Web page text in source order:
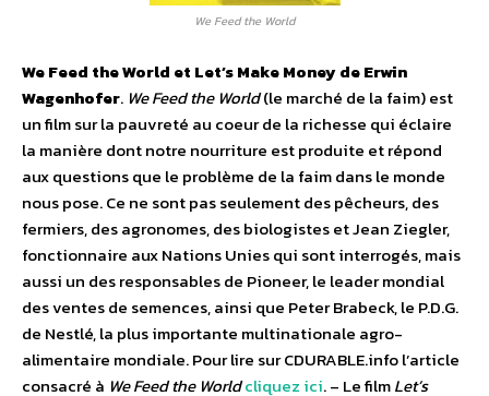
We Feed the World
We Feed the World et Let’s Make Money de Erwin
Wagenhofer. We Feed the World(le marché de la faim) est
un film sur la pauvreté au coeur de la richesse qui éclaire
la manière dont notre nourriture est produite et répond
aux questions que le problème de la faim dans le monde
nous pose. Ce ne sont pas seulement des pêcheurs, des
fermiers, des agronomes, des biologistes et Jean Ziegler,
fonctionnaire aux Nations Unies qui sont interrogés, mais
aussi un des responsables de Pioneer, le leader mondial
des ventes de semences, ainsi que Peter Brabeck, le P.D.G.
de Nestlé, la plus importante multinationale agro-
alimentaire mondiale. Pour lire sur CDURABLE.info l’article
consacré à We Feed the Worldcliquez ici. – Le filmLet’s